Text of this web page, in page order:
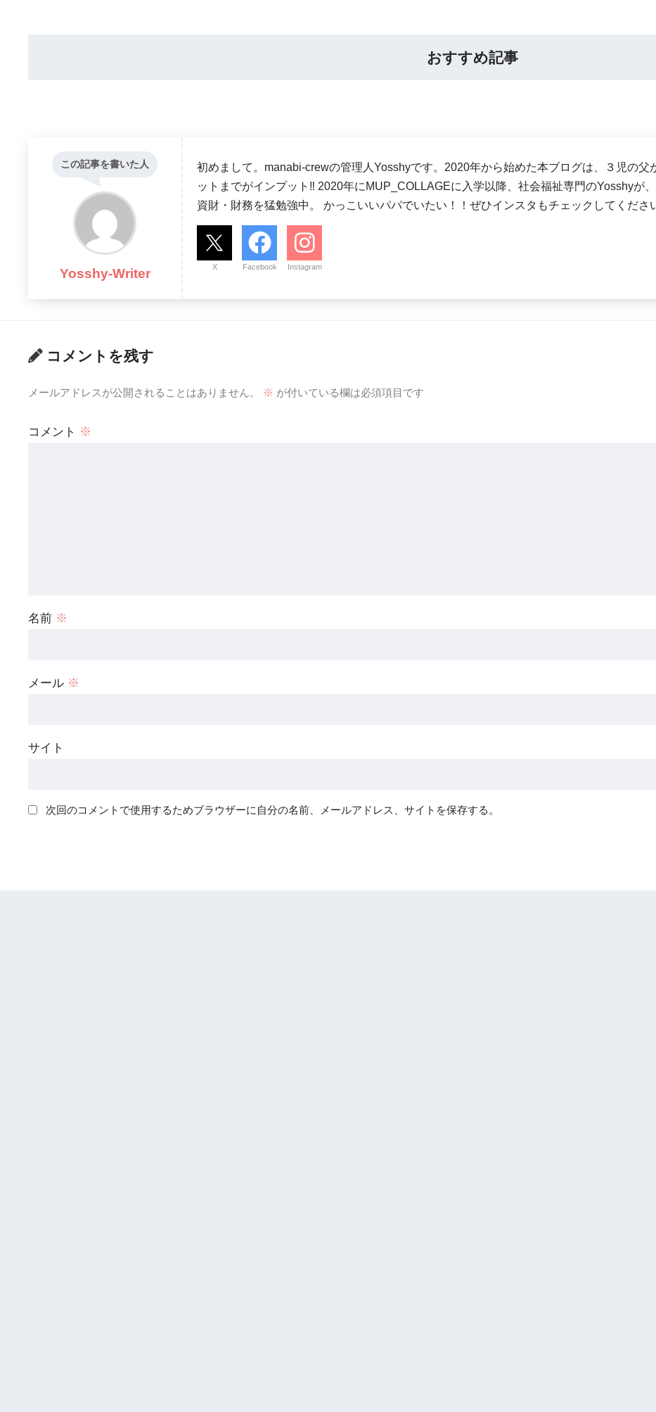
おすすめ記事
この記事を書いた人
Yosshy-Writer
初めまして。manabi-crewの管理人Yosshyです。2020年から始めた本ブログは、３児の
ットまでがインプット‼ 2020年にMUP_COLLAGEに入学以降、社会福祉専門のYosshyが
資財・財務を猛勉強中。 かっこいいパパでいたい！！ぜひインスタもチェックしてくださ
X Facebook Instagram
コメントを残す
メールアドレスが公開されることはありません。 ※ が付いている欄は必須項目です
コメント ※
名前 ※
メール ※
サイト
次回のコメントで使用するためブラウザーに自分の名前、メールアドレス、サイトを保存する。